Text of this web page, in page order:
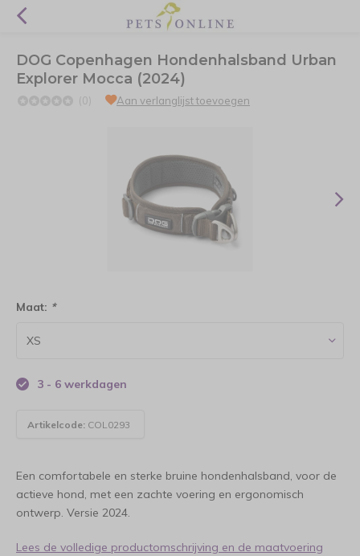
DOG Copenhagen Hondenhalsband Urban
Explorer Mocca (2024)
(0) Aan verlanglijst toevoegen
Maat: *
3 - 6 werkdagen
Artikelcode: COL0293
Een comfortabele en sterke bruine hondenhalsband, voor de
actieve hond, met een zachte voering en ergonomisch
ontwerp. Versie 2024.
Lees de volledige productomschrijving en de maatvoering